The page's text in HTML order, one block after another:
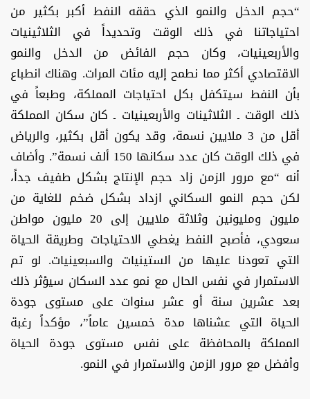
“حجم الدخل والنمو الذي حققه النفط أكبر بكثير من
احتياجاتنا في ذلك الوقت وتحديداً في الثلاثينيات
والأربعينيات، وكان حجم الفائض من الدخل والنمو
الاقتصادي أكثر مما نطمح إليه مئات المرات. وهناك انطباع
بأن النفط سيتكفل بكل احتياجات المملكة، وطبعاً في
ذلك الوقت ـ الثلاثينات والأربعينيات ـ كان سكان المملكة
أقل من 3 ملايين نسمة، وقد يكون أقل بكثير، والرياض
في ذلك الوقت كان عدد سكانها 150 ألف نسمة”. وأضاف
أنه “مع مرور الزمن زاد حجم الإنتاج بشكل طفيف جداً،
لكن حجم النمو السكاني ازداد بشكل ضخم للغاية من
مليون ومليونين وثلاثة ملايين إلى 20 مليون مواطن
سعودي، فأصبح النفط يغطي الاحتياجات وطريقة الحياة
التي تعودنا عليها من الستينيات والسبعينيات. لو تم
الاستمرار في نفس الحال مع نمو عدد السكان سيؤثر ذلك
بعد عشرين سنة أو عشر سنوات على مستوى جودة
الحياة التي عشناها مدة خمسين عاماً”، مؤكداً رغبة
المملكة بالمحافظة على نفس مستوى جودة الحياة
وأفضل مع مرور الزمن والاستمرار في النمو.